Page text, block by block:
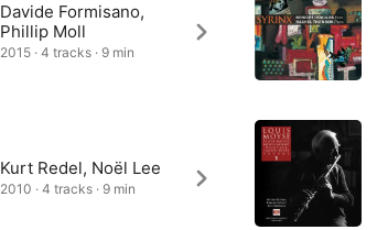
Davide Formisano,
Phillip Moll
2015 · 4 tracks · 9 min
Kurt Redel, Noël Lee
2010 · 4 tracks · 9 min